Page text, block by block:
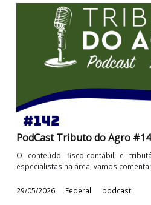
PodCast Tributo do Agro
O conteúdo fisco-contábil e
especialistas na área, vamos